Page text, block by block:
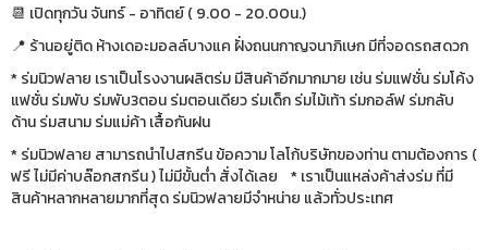
📆 เปิดทุกวัน จันทร์ - อาทิตย์ ( 9.00 - 20.00น.)
📍 ร้านอยู่ติด ห้างเดอะมอลล์บางแค ฝั่งถนนกาญจนาภิเษก มีที่จอดรถสดวก
* ร่มนิวฟลาย เราเป็นโรงงานผลิตร่ม มีสินค้าอีกมากมาย เช่น ร่มแฟชั่น ร่มโค้ง
แฟชั่น ร่มพับ ร่มพับ3ตอน ร่มตอนเดียว ร่มเด็ก ร่มไม้เท้า ร่มกอล์ฟ ร่มกลับ
ด้าน ร่มสนาม ร่มแม่ค้า เสื้อกันฝน
* ร่มนิวฟลาย สามารถนำไปสกรีน ข้อความ โลโก้บริษัทของท่าน ตามต้องการ (
ฟรี ไม่มีค่าบล๊อกสกรีน ) ไม่มีขั้นต่ำ สั่งได้เลย * เราเป็นแหล่งค้าส่งร่ม ที่มี
สินค้าหลากหลายมากที่สุด ร่มนิวฟลายมีจำหน่าย แล้วทั่วประเทศ